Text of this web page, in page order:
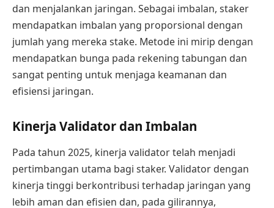
dan menjalankan jaringan. Sebagai imbalan, staker
mendapatkan imbalan yang proporsional dengan
jumlah yang mereka stake. Metode ini mirip dengan
mendapatkan bunga pada rekening tabungan dan
sangat penting untuk menjaga keamanan dan
efisiensi jaringan.
Kinerja Validator dan Imbalan
Pada tahun 2025, kinerja validator telah menjadi
pertimbangan utama bagi staker. Validator dengan
kinerja tinggi berkontribusi terhadap jaringan yang
lebih aman dan efisien dan, pada gilirannya,